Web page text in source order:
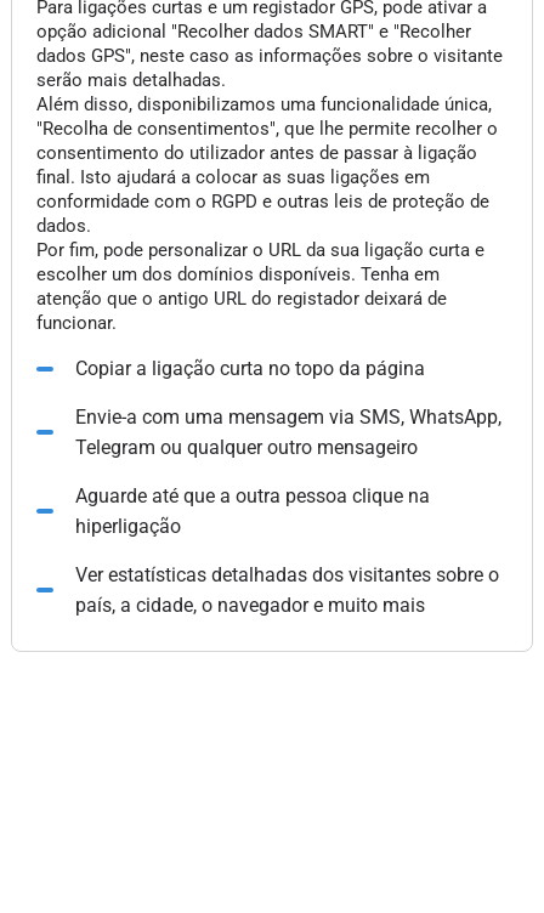
Para ligações curtas e um registador GPS, pode ativar a
opção adicional "Recolher dados SMART" e "Recolher
dados GPS", neste caso as informações sobre o visitante
serão mais detalhadas.
Além disso, disponibilizamos uma funcionalidade única,
"Recolha de consentimentos", que lhe permite recolher o
consentimento do utilizador antes de passar à ligação
final. Isto ajudará a colocar as suas ligações em
conformidade com o RGPD e outras leis de proteção de
dados.
Por fim, pode personalizar o URL da sua ligação curta e
escolher um dos domínios disponíveis. Tenha em
atenção que o antigo URL do registador deixará de
funcionar.
Copiar a ligação curta no topo da página
Envie-a com uma mensagem via SMS, WhatsApp,
Telegram ou qualquer outro mensageiro
Aguarde até que a outra pessoa clique na
hiperligação
Ver estatísticas detalhadas dos visitantes sobre o
país, a cidade, o navegador e muito mais